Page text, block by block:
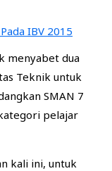
menyabet dua
Teknik untuk
SMAN 7
pelajar
kali ini, untuk